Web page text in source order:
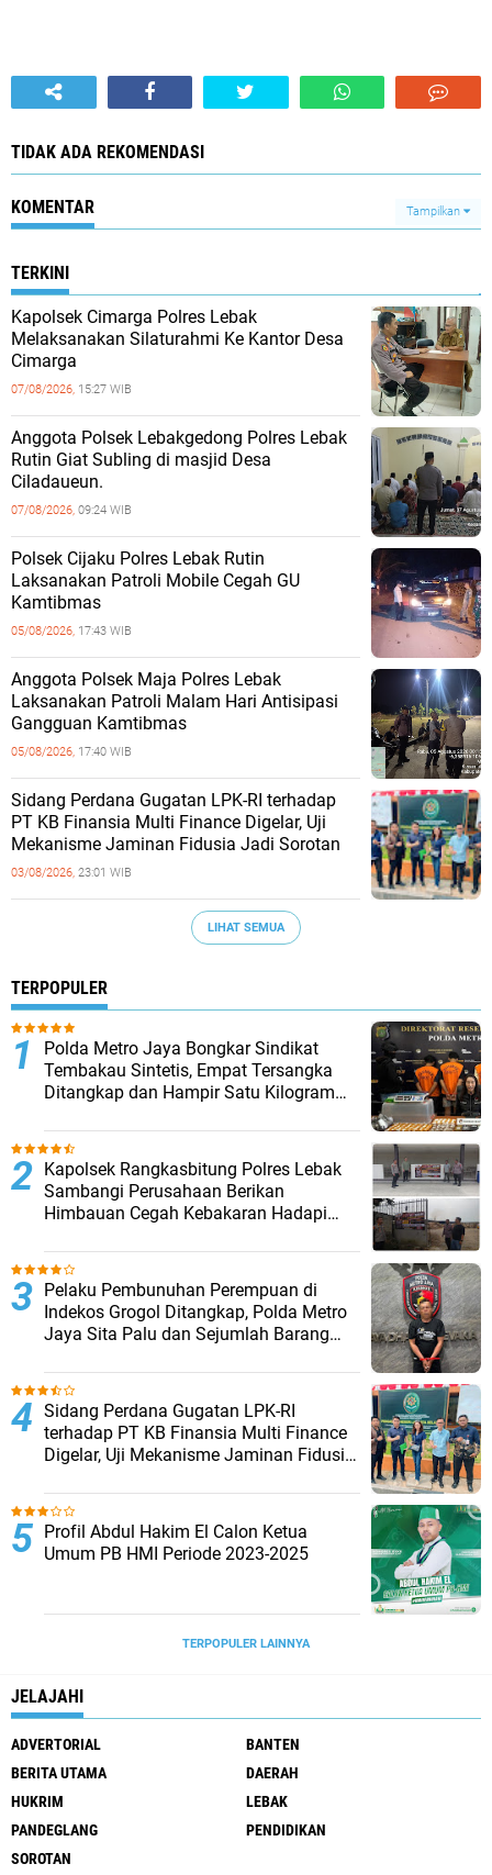
TIDAK ADA REKOMENDASI
KOMENTAR Tampilkan
TERKINI
Kapolsek Cimarga Polres Lebak
Melaksanakan Silaturahmi Ke Kantor Desa
Cimarga
07/08/2026, 15:27 WIB
Anggota Polsek Lebakgedong Polres Lebak
Rutin Giat Subling di masjid Desa
Ciladaueun.
07/08/2026, 09:24 WIB
Polsek Cijaku Polres Lebak Rutin
Laksanakan Patroli Mobile Cegah GU
Kamtibmas
05/08/2026, 17:43 WIB
Anggota Polsek Maja Polres Lebak
Laksanakan Patroli Malam Hari Antisipasi
Gangguan Kamtibmas
05/08/2026, 17:40 WIB
Sidang Perdana Gugatan LPK-RI terhadap
PT KB Finansia Multi Finance Digelar, Uji
Mekanisme Jaminan Fidusia Jadi Sorotan
03/08/2026, 23:01 WIB
LIHAT SEMUA
TERPOPULER
‎Polda Metro Jaya Bongkar Sindikat
Tembakau Sintetis, Empat Tersangka
Ditangkap dan Hampir Satu Kilogram
Kapolsek Rangkasbitung Polres Lebak
Sambangi Perusahaan Berikan
Himbauan Cegah Kebakaran Hadapi
Pelaku Pembunuhan Perempuan di
Indekos Grogol Ditangkap, Polda Metro
Jaya Sita Palu dan Sejumlah Barang
Sidang Perdana Gugatan LPK-RI
terhadap PT KB Finansia Multi Finance
Digelar, Uji Mekanisme Jaminan Fidusia
Profil Abdul Hakim El Calon Ketua
Umum PB HMI Periode 2023-2025
TERPOPULER LAINNYA
JELAJAHI
ADVERTORIAL
BANTEN
BERITA UTAMA
DAERAH
HUKRIM
LEBAK
PANDEGLANG
PENDIDIKAN
SOROTAN